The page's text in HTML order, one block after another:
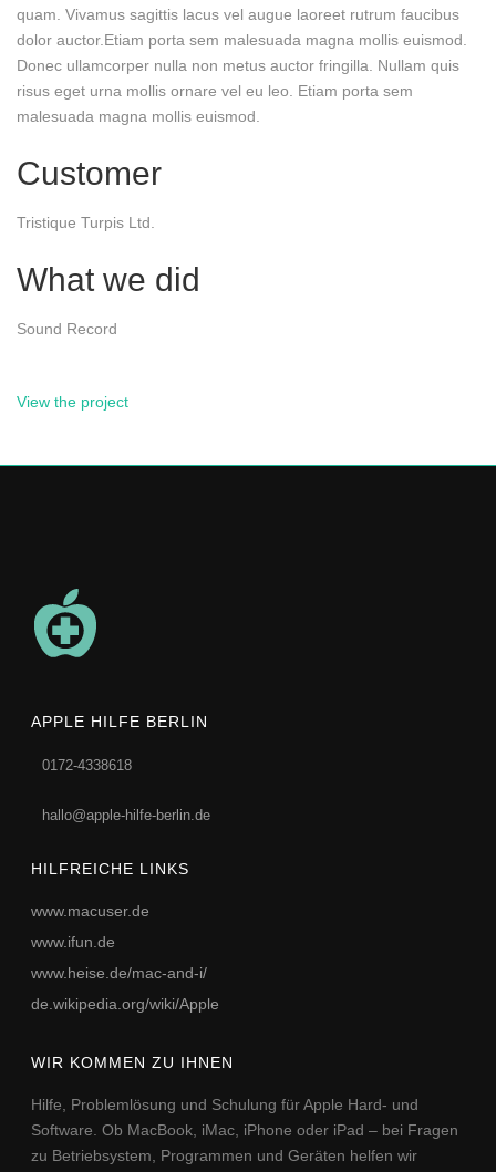
quam. Vivamus sagittis lacus vel augue laoreet rutrum faucibus
dolor auctor.Etiam porta sem malesuada magna mollis euismod.
Donec ullamcorper nulla non metus auctor fringilla. Nullam quis
risus eget urna mollis ornare vel eu leo. Etiam porta sem
malesuada magna mollis euismod.
Customer
Tristique Turpis Ltd.
What we did
Sound Record
View the project
APPLE HILFE BERLIN
0172-4338618
hallo@apple-hilfe-berlin.de
HILFREICHE LINKS
www.macuser.de
www.ifun.de
www.heise.de/mac-and-i/
de.wikipedia.org/wiki/Apple
WIR KOMMEN ZU IHNEN
Hilfe, Problemlösung und Schulung für Apple Hard- und
Software. Ob MacBook, iMac, iPhone oder iPad – bei Fragen
zu Betriebsystem, Programmen und Geräten helfen wir